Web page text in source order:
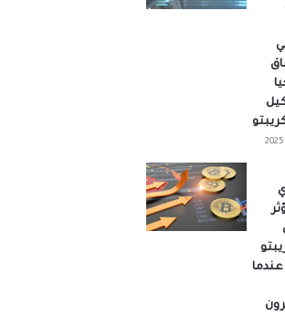
2025: عندما